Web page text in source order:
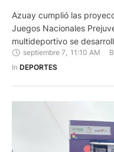
Azuay cumplió las
Juegos Nacionales
multideportivo se
ciudades Los Ríos,
Chimborazo. Es la
septiembre 7, 11:10 AM
In DEPORTES